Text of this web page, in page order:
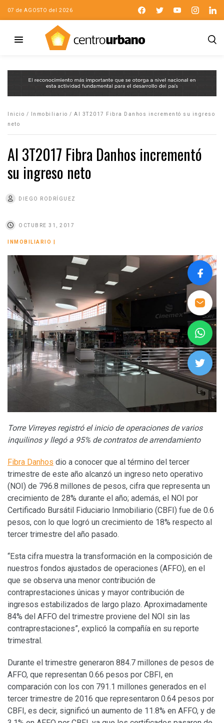
07 de AGOSTO del 2026
Inicio / Inmobiliario / Al 3T2017 Fibra Danhos incrementó su ingreso
neto
Al 3T2017 Fibra Danhos incrementó
su ingreso neto
DIEGO RODRÍGUEZ
OCTUBRE 31, 2017
INMOBILIARIO
Torre Virreyes registró el inicio de operaciones de varios
inquilinos y llegó a 95% de contratos de arrendamiento
Fibra Danhos dio a conocer que al término del tercer
trimestre de este año alcanzó un ingreso neto operativo
(NOI) de 796.8 millones de pesos, cifra que representa un
crecimiento de 28% durante el año; además, el NOI por
Certificado Bursátil Fiduciario Inmobiliario (CBFI) fue de 0.6
pesos, con lo que logró un crecimiento de 18% respecto al
tercer trimestre del año pasado.
“Esta cifra muestra la transformación en la composición de
nuestros fondos ajustados de operaciones (AFFO), en el
que se observa una menor contribución de
contraprestaciones únicas y mayor contribución de
ingresos estabilizados de largo plazo. Aproximadamente
84% del AFFO del trimestre proviene del NOI sin las
contraprestaciones”, explicó la compañía en su reporte
trimestral.
Durante el trimestre generaron 884.7 millones de pesos de
AFFO, que representan 0.66 pesos por CBFI, en
comparación con los con 791.1 millones generados en el
tercer trimestre de 2016 que representaron 0.64 pesos por
CBFI, es decir, significó un aumento de 11.8% en AFFO, y de